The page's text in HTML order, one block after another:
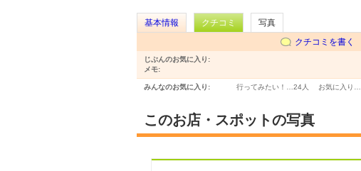
基本情報 クチコミ
写真
クチコミを書く
じぶんのお気に入り:
メモ:
みんなのお気に入り: 行ってみたい！… 24人 お気に入り…
このお店・スポットの写真